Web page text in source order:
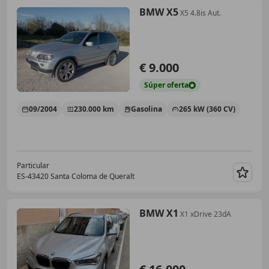
BMW X5X5 4.8is Aut.
€ 9.000
Súperoferta
09/2004 230.000 km Gasolina 265 kW (360 CV)
Particular
ES-43420 Santa Coloma de Queralt
BMW X1 X1 xDrive 23dA